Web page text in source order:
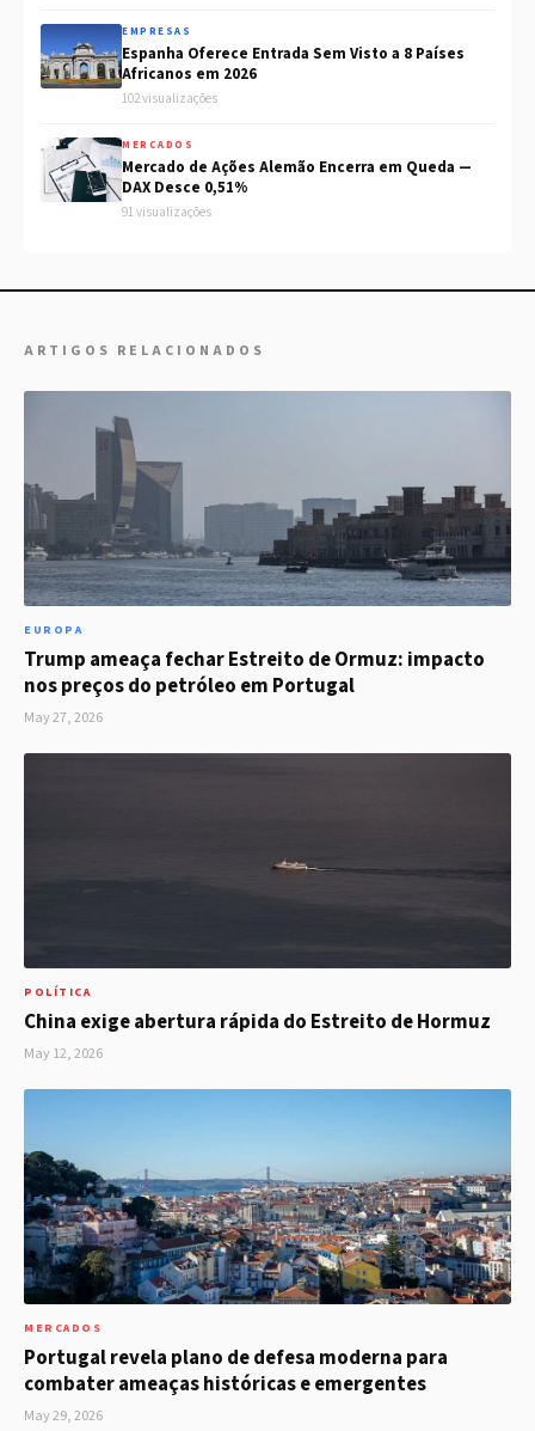
EMPRESAS
Espanha Oferece Entrada Sem Visto a 8 Países
Africanos em 2026
102 visualizações
MERCADOS
Mercado de Ações Alemão Encerra em Queda —
DAX Desce 0,51%
91 visualizações
ARTIGOS RELACIONADOS
EUROPA
Trump ameaça fechar Estreito de Ormuz: impacto
nos preços do petróleo em Portugal
May 27, 2026
POLÍTICA
China exige abertura rápida do Estreito de Hormuz
May 12, 2026
MERCADOS
Portugal revela plano de defesa moderna para
combater ameaças históricas e emergentes
May 29, 2026